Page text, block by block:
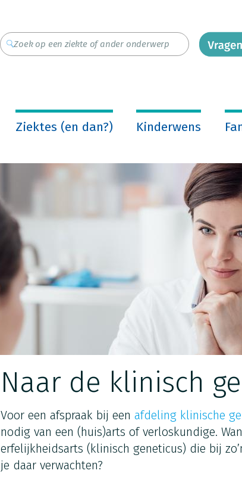
Ziektes (en dan?) Kinderwens
Naar de klinisch
Voor een afspraak bij een afdeling klinische
nodig van een (huis)arts of verloskundige.
erfelijkheidsarts (klinisch geneticus) die bij
je daar verwachten?